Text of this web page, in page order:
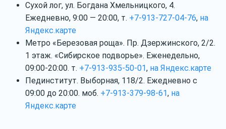
Сухой лог, ул. Богдана Хмельницкого, 4.
Ежедневно, 9:00 — 20:00, т. +7-913-727-04-76, на
Яндекс.карте
Метро «Березовая роща». Пр. Дзержинского, 2/2.
1 этаж. «Сибирское подворье». Еженедельно,
09:00-20:00. т. +7-913-935-50-01, на Яндекс.карте
Пединститут. Выборная, 118/2. Ежедневно с
09:00 до 20:00. моб. +7-913-379-98-61, на
Яндекс.карте